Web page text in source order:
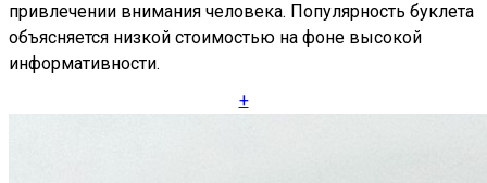
привлечении внимания человека. Популярность буклета
объясняется низкой стоимостью на фоне высокой
информативности.
+